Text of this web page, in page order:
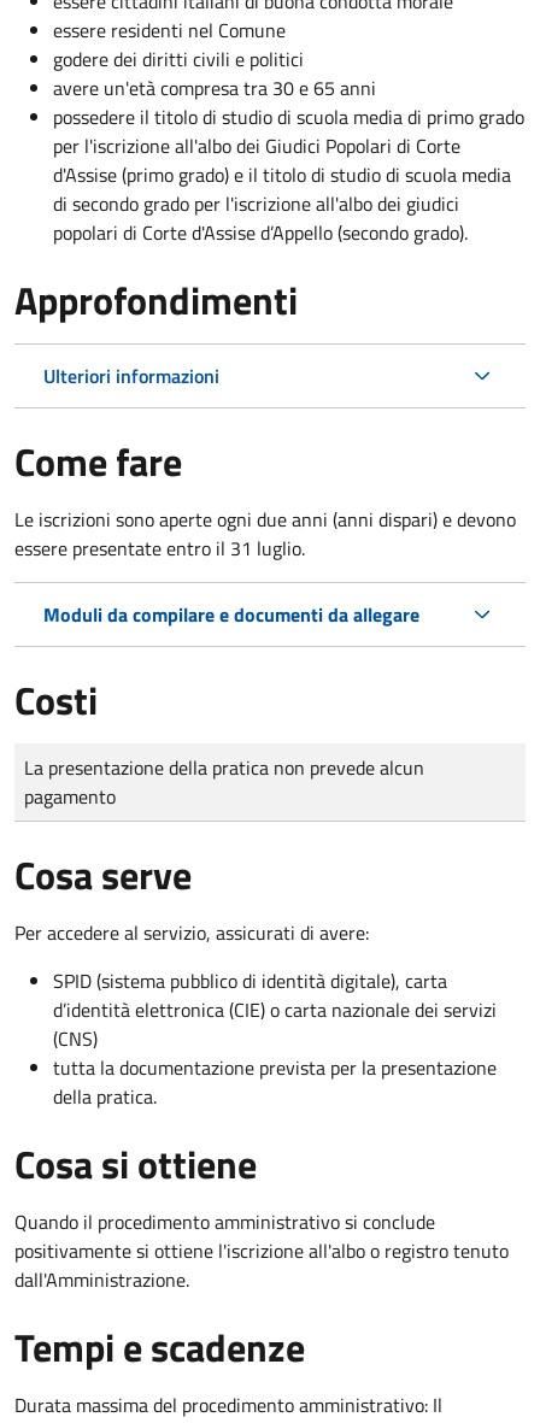
essere residenti nel Comune
godere dei diritti civili e politici
avere un'età compresa tra 30 e 65 anni
possedere il titolo di studio di scuola media di primo grado
per l'iscrizione all'albo dei Giudici Popolari di Corte
d'Assise (primo grado) e il titolo di studio di scuola media
di secondo grado per l'iscrizione all'albo dei giudici
popolari di Corte d'Assise d’Appello (secondo grado).
Approfondimenti
Ulteriori informazioni
Come fare
Le iscrizioni sono aperte ogni due anni (anni dispari) e devono
essere presentate entro il 31 luglio.
Moduli da compilare e documenti da allegare
Costi
Tipo di pagamento
Importo
La presentazione della pratica non prevede alcun
pagamento
Cosa serve
Per accedere al servizio, assicurati di avere:
SPID (sistema pubblico di identità digitale), carta
d’identità elettronica (CIE) o carta nazionale dei servizi
(CNS)
tutta la documentazione prevista per la presentazione
della pratica.
Cosa si ottiene
Quando il procedimento amministrativo si conclude
positivamente si ottiene l'iscrizione all'albo o registro tenuto
dall'Amministrazione.
Tempi e scadenze
Durata massima del procedimento amministrativo: Il